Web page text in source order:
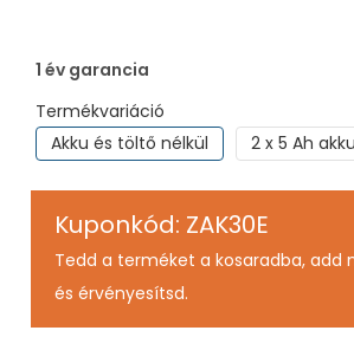
1 év garancia
Termékvariáció
Akku és töltő nélkül
2 x 5 Ah
Kuponkód: ZAK30E
Tedd a terméket a kosaradba, add
és érvényesítsd.